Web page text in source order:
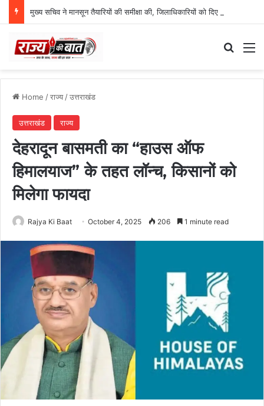
Home /राज्य/उत्तराखंड
उत्तराखंड राज्य
देहरादून बासमती का “हाउस ऑफ
हिमालयाज” के तहत लॉन्च, किसानों को
मिलेगा फायदा
Rajya Ki Baat October 4, 2025 206 1 minute read